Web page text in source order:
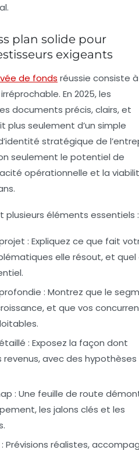
plan solide pour
exigeants
de fonds réussie consiste à
En 2025, les
documents précis, clairs, et
plus seulement d’un simple
stratégique de
seulement le potentiel de
opérationnelle et la
plusieurs éléments essentiels :
: Expliquez ce que fait
elle résout, et
: Montrez que le
et que vos
: Exposez la façon dont
revenus, avec des hypothèses
: Une feuille de route
les jalons clés et les
: Prévisions réalistes,